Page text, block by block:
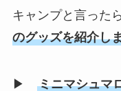
キャンプと言った
のグッズを紹介し
▶ ミニマシュマ